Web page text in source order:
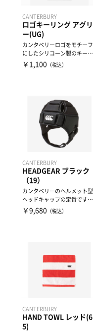
CANTERBURY
ロゴキーリング アグリ
ー(UG)
カンタベリーロゴをモチーフ
にしたシリコーン製のキーリ
ングです。
￥1,100 （税込）
CANTERBURY
HEADGEAR ブラック
（19）
カンタベリーのヘルメット型
ヘッドキャップの定番です。
サイドにはチーム名などを入
￥9,680 （税込）
CANTERBURY
HAND TOWL レッド(6
5)